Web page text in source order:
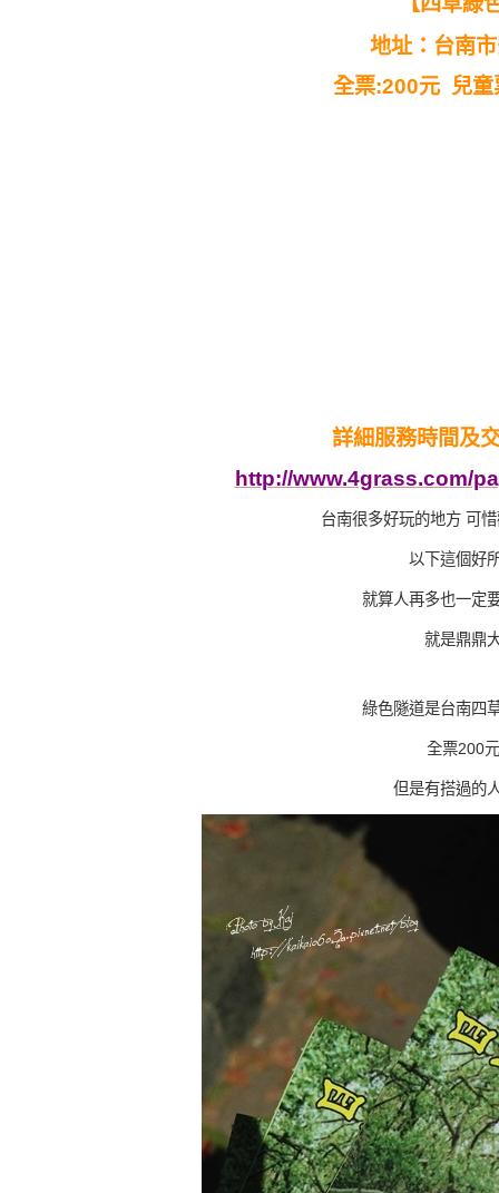
地址：台南
全票:200元 兒
詳細服務時間及
http://www.4grass.com/
台南很多好玩的地方 可
以下這個好
就算人再多也一定
就是鼎鼎
綠色隧道是台南四
全票200
但是有搭過的